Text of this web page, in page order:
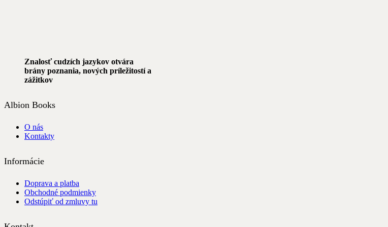
Znalosť cudzích jazykov otvára
brány poznania, nových príležitostí a
zážitkov
Albion Books
O nás
Kontakty
Informácie
Doprava a platba
Obchodné podmienky
Odstúpiť od zmluvy tu